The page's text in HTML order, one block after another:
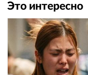
Это интересно